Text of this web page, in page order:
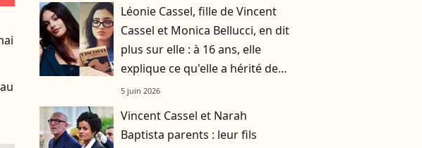
Léonie Cassel, fille de Vincent
Cassel et Monica Bellucci, en dit
plus sur elle : à 16 ans, elle
explique ce qu'elle a hérité de
ses parents et sa soeur Deva
5 juin 2026
Vincent Cassel et Narah
Baptista parents : leur fils